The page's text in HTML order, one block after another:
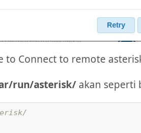
to Connect to remote
run/asterisk/akan seperti